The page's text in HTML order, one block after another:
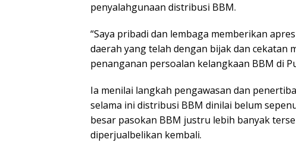
penyalahgunaan distribusi BBM.
“Saya pribadi dan lembaga memberikan
daerah yang telah dengan bijak dan cekatan
penanganan persoalan kelangkaan BBM di
Ia menilai langkah pengawasan dan
selama ini distribusi BBM dinilai belum
besar pasokan BBM justru lebih banyak
diperjualbelikan kembali.